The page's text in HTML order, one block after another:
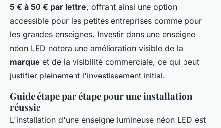
5 € à 50 € par lettre, offrant ainsi une option
accessible pour les petites entreprises comme pour
les grandes enseignes. Investir dans une enseigne
néon LED notera une amélioration visible de la
marque et de la visibilité commerciale, ce qui peut
justifier pleinement l'investissement initial.
Guide étape par étape pour une installation
réussie
L'installation d'une enseigne lumineuse néon LED est